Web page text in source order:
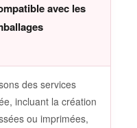
avec les
des services
incluant la création
ou imprimées,